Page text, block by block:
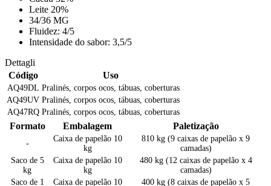
Leite 20%
34/36 MG
Fluidez: 4/5
Intensidade do sabor: 3,5/5
Dettagli
Código
Uso
AQ49DL Pralinés, corpos ocos, tábuas, coberturas
AQ49UV Pralinés, corpos ocos, tábuas, coberturas
AQ47RQ Pralinés, corpos ocos, tábuas, coberturas
Formato Embalagem Paletização
-
Caixa de papelão 10
kg
810 kg (9 caixas de papelão x 9
camadas)
Saco de 5
kg
Caixa de papelão 10
kg
480 kg (12 caixas de papelão x 4
camadas)
Saco de 1
Caixa de papelão 10
400 kg (8 caixas de papelão x 5